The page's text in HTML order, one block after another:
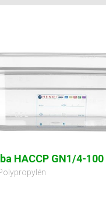
HACCP GN1/4-100